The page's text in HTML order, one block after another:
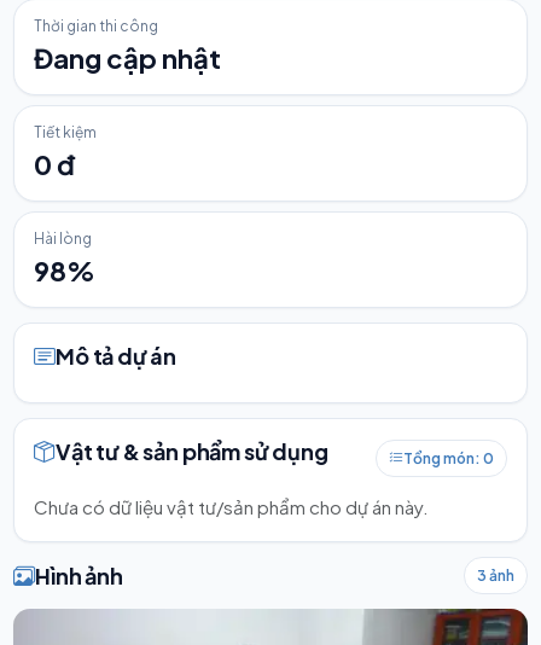
Thời gian thi công
Đang cập nhật
Tiết kiệm
0 đ
Hài lòng
98%
Mô tả dự án
Vật tư & sản phẩm sử dụng Tổng món: 0
Chưa có dữ liệu vật tư/sản phẩm cho dự án này.
Hình ảnh 3 ảnh